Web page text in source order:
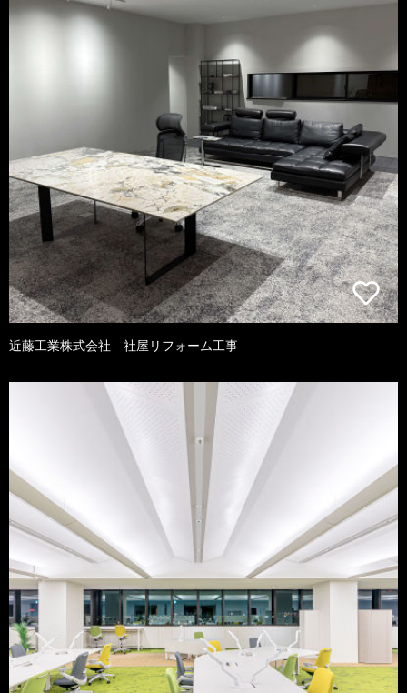
近藤工業株式会社 社屋リフォーム工事